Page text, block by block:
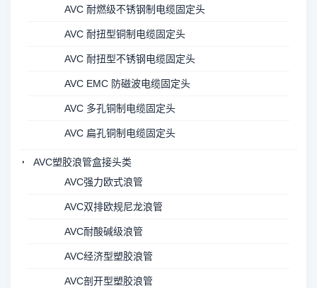
AVC 耐燃级不锈钢制电缆固定头
AVC 耐扭型铜制电缆固定头
AVC 耐扭型不锈钢电缆固定头
AVC EMC 防磁波电缆固定头
AVC 多孔铜制电缆固定头
AVC 扁孔铜制电缆固定头
AVC塑胶浪管盒接头类
AVC强力欧式浪管
AVC双排欧规尼龙浪管
AVC耐酸碱级浪管
AVC经济型塑胶浪管
AVC剖开型塑胶浪管